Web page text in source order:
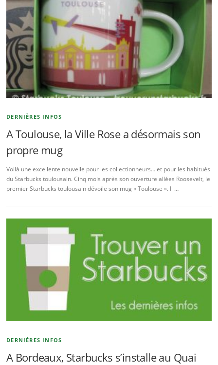
DERNIÈRES INFOS
A Toulouse, la Ville Rose a désormais son
propre mug
Voilà une excellente nouvelle pour les collectionneurs… et pour les habitués
du Starbucks toulousain. Cinq mois après son ouverture allées Roosevelt, le
premier Starbucks toulousain dévoile son mug « Toulouse ». Il …
DERNIÈRES INFOS
A Bordeaux, Starbucks s’installe au Quai